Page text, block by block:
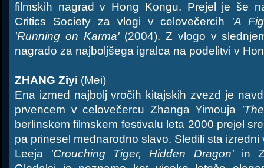
filmskih nagrad v Hong Kongu. Prejel je še
Critics Society za vlogi v celovečercih 'A
'Running on Karma'(2004). Z vlogo v
nagrado za najboljšega igralca na podelitvi v
ZHANG Ziyi (Mei)
Ena izmed najbolj vročih kitajskih zvezd je
prvencem v celovečercu Zhanga Yimouja
berlinskem filmskem festivalu leta 2000 prejel
pa prinesel mednarodno slavo. Sledili sta
Leeja 'Crouching Tiger, Hidden Dragon'in